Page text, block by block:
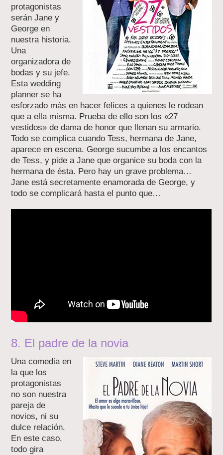
protagonistas
serán Jane y
George en
nuestra historia.
Una
organizadora de
bodas y su jefe.
Esta wedding
planner se ha
esforzado más en hacer felices a quienes le rodean
que a ella misma. Prueba de ello son los «27
vestidos» de dama de honor que llenan su armario.
Todo se complica cuando Tess, hermana de Jane,
aparece en escena. George sucumbe a los encantos
de Tess, y pide a Jane que organice su boda con la
hermana de ésta. Pero hay un grave problema…
Jane está secretamente enamorada de George, y
todo se complicará hasta el punto que…
8. El padre de la novia
Una comedia en
la que los
protagonistas
no son nuestra
pareja de
novios, ni su
dulce relación.
En este caso,
todo gira